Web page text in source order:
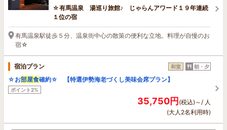
☆有馬温泉 湯巡り旅館♪ じゃらんアワード１９年連続
１位の宿
有馬温泉駅徒歩５分、温泉街中心の散策の便利な立地。料理が自慢のお
宿☆
宿泊プラン 和室 朝・夕
☆お部屋食確約☆ 【特選伊勢海老づくし美味会席プラン】
ポイント2%
35,750円(税込)～/ 人
(大人2名利用時)